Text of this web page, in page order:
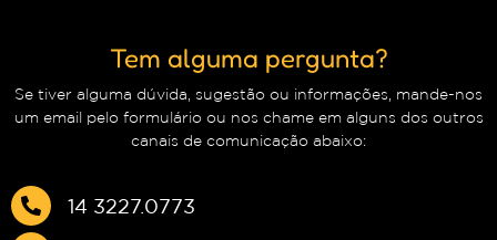
Tem alguma pergunta?
Se tiver alguma dúvida, sugestão ou informações, mande-nos
um email pelo formulário ou nos chame em alguns dos outros
canais de comunicação abaixo:
14 3227.0773